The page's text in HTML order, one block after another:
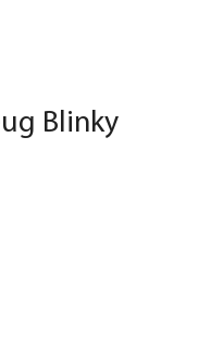
Blinky